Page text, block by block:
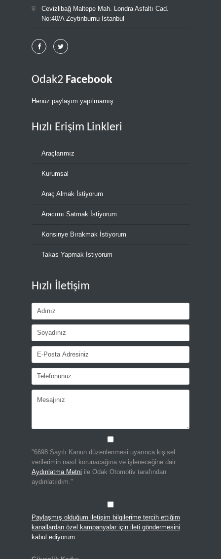
Cevizlibağ Maltepe Mah. Londra Asfaltı Cad.
No:40/A Zeytinburnu İstanbul
Odak2 Facebook
Henüz paylaşım yapılmamış
Hızlı Erişim Linkleri
Araçlarımız
Kurumsal
Araç Almak İstiyorum
Aracımı Satmak İstiyorum
Konsinye Bırakmak İstiyorum
Takas Yapmak İstiyorum
Hızlı İletişim
"6698 Sayılı Kanun düzenlenmesi uyarınca kişisel
verilerimin nasıl korunacağına ve işleneceğine dair
Aydınlatma Metni ile Odak Otomotiv tarafından
aydınlatıldım."
Paylaşmış olduğum iletişim bilgilerime tercih ettiğim
kanallardan özel kampanyalar için ileti göndermesini
kabul ediyorum.